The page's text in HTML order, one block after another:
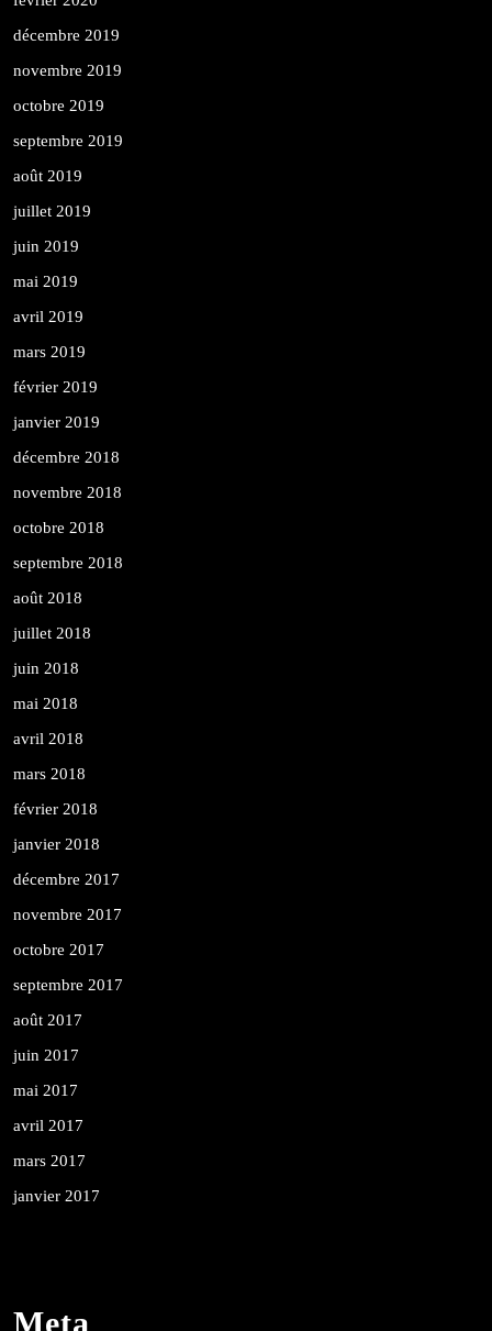
décembre 2019
novembre 2019
octobre 2019
septembre 2019
août 2019
juillet 2019
juin 2019
mai 2019
avril 2019
mars 2019
février 2019
janvier 2019
décembre 2018
novembre 2018
octobre 2018
septembre 2018
août 2018
juillet 2018
juin 2018
mai 2018
avril 2018
mars 2018
février 2018
janvier 2018
décembre 2017
novembre 2017
octobre 2017
septembre 2017
août 2017
juin 2017
mai 2017
avril 2017
mars 2017
janvier 2017
Meta